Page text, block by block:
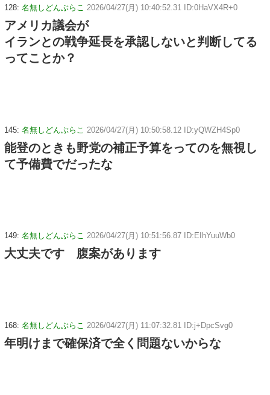
128: 名無しどんぶらこ 2026/04/27(月) 10:40:52.31 ID:0HaVX4R+0
アメリカ議会が
イランとの戦争延長を承認しないと判断してる
ってことか？
145: 名無しどんぶらこ 2026/04/27(月) 10:50:58.12 ID:yQWZH4Sp0
能登のときも野党の補正予算をってのを無視し
て予備費でだったな
149: 名無しどんぶらこ 2026/04/27(月) 10:51:56.87 ID:EIhYuuWb0
大丈夫です 腹案があります
168: 名無しどんぶらこ 2026/04/27(月) 11:07:32.81 ID:j+DpcSvg0
年明けまで確保済で全く問題ないからな